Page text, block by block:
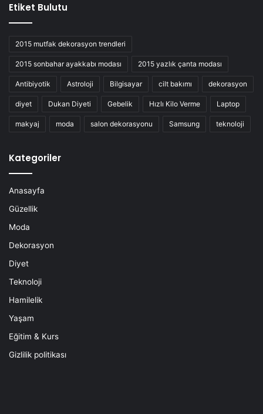
Etiket Bulutu
2015 mutfak dekorasyon trendleri
2015 sonbahar ayakkabı modası 2015 yazlık çanta modası
Antibiyotik Astroloji Bilgisayar cilt bakımı dekorasyon
diyet Dukan Diyeti Gebelik Hızlı Kilo Verme Laptop
makyaj moda salon dekorasyonu Samsung teknoloji
Kategoriler
Anasayfa
Güzellik
Moda
Dekorasyon
Diyet
Teknoloji
Hamilelik
Yaşam
Eğitim & Kurs
Gizlilik politikası